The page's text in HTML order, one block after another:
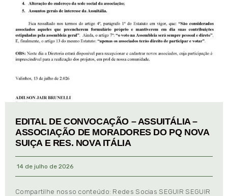
EDITAL DE CONVOCAÇÃO – ASSUITÁLIA –
ASSOCIAÇÃO DE MORADORES DO PQ NOVA
SUIÇA E RES. NOVA ITÁLIA
14 de julho de 2026
Compartilhe nosso conteúdo: Redes Socias SEGUIR SEGUIR